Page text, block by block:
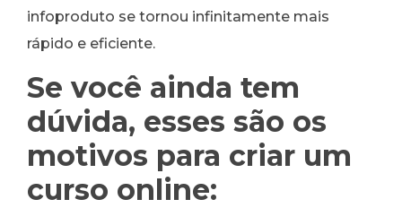
infoproduto se tornou infinitamente mais
rápido e eficiente.
Se você ainda tem
dúvida, esses são os
motivos para criar um
curso online: